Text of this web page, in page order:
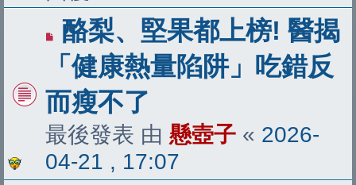
酪梨、堅果都上榜! 醫揭
「健康熱量陷阱」吃錯反
而瘦不了
最後發表 由 懸壺子 « 2026-
04-21 , 17:07